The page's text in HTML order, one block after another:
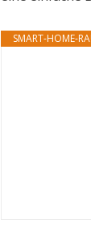
SMART-HOME-